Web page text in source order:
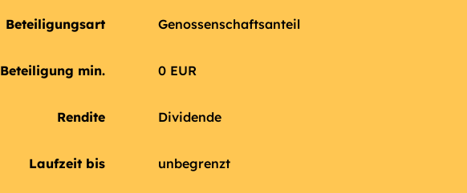
Beteiligungsart Genossenschaftsanteil
Beteiligung min. 0 EUR
Rendite Dividende
Laufzeit bis unbegrenzt